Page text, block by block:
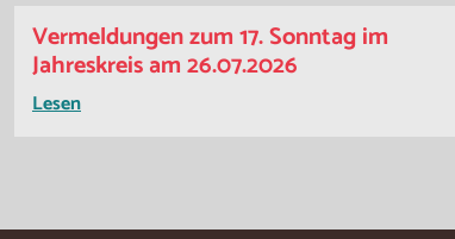
Vermeldungen zum 17. Sonntag im
Jahreskreis am 26.07.2026
Lesen